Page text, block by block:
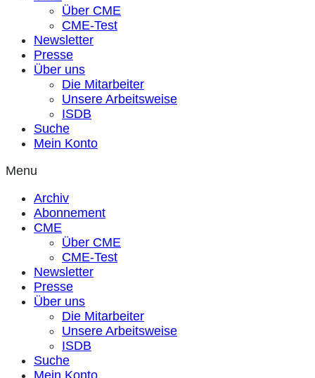
Über CME
CME-Test
Newsletter
Presse
Über uns
Die Mitarbeiter
Unsere Arbeitsweise
ISDB
Suche
Mein Konto
Menu
Archiv
Abonnement
CME
Über CME
CME-Test
Newsletter
Presse
Über uns
Die Mitarbeiter
Unsere Arbeitsweise
ISDB
Suche
Mein Konto